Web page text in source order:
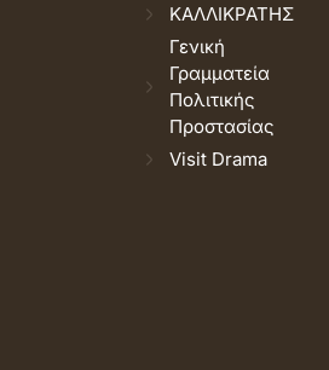
ΚΑΛΛΙΚΡΑΤΗΣ
Γενική
Γραμματεία
Πολιτικής
Προστασίας
Visit Drama